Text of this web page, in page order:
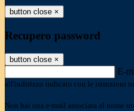
button close ×
Recupero password
button close ×
E-
all'indirizzo indicato con le istruzioni
Non hai una e-mail associata al nome